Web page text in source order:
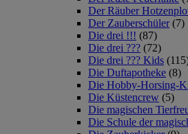
Der Räuber
Der Zauberschüler (7)
Die drei !!! (87)
Die drei ??? (72)
Die drei ??? Kids
Die Duftapotheke (8)
Die Hobby-Horsing-
Die Küstencrew (5)
Die magischen
Die Schule der